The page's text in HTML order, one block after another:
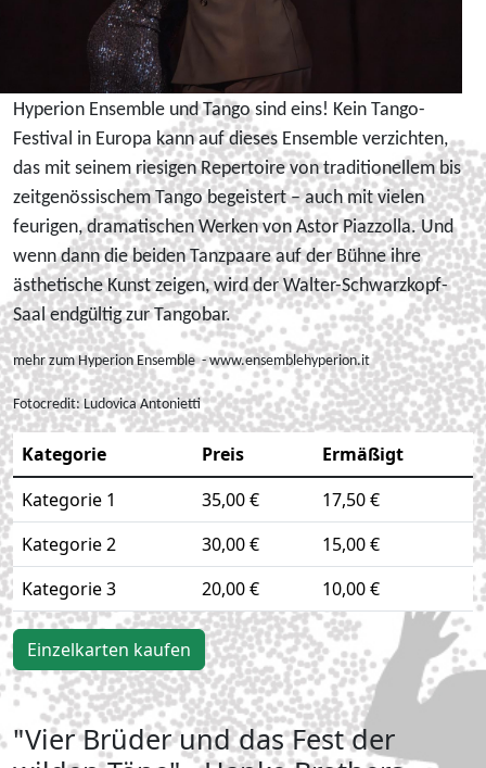
Hyperion Ensemble und Tango sind eins! Kein Tango-
Festival in Europa kann auf dieses Ensemble verzichten,
das mit seinem riesigen Repertoire von traditionellem bis
zeitgenössischem Tango begeistert – auch mit vielen
feurigen, dramatischen Werken von Astor Piazzolla. Und
wenn dann die beiden Tanzpaare auf der Bühne ihre
ästhetische Kunst zeigen, wird der Walter-Schwarzkopf-
Saal endgültig zur Tangobar.
mehr zum Hyperion Ensemble - www.ensemblehyperion.it
Fotocredit: Ludovica Antonietti
Kategorie Preis
Ermäßigt
Kategorie 1
35,00 €
17,50 €
Kategorie 2
30,00 €
15,00 €
Kategorie 3
20,00 € 10,00 €
Einzelkarten kaufen
"Vier Brüder und das Fest der